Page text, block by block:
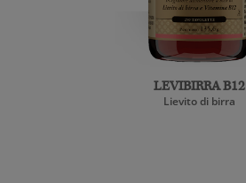
LEVIBIRRA B12
Lievito di birra